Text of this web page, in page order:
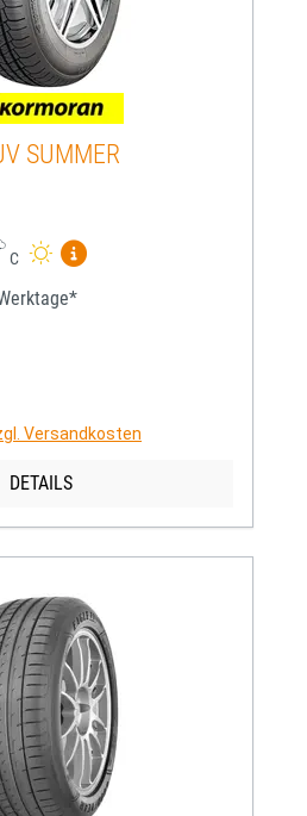
SUMMER
C
Mehr Informationen zum
Versandkosten
DETAILS